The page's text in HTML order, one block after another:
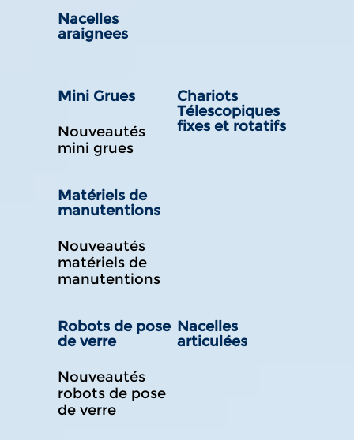
Nacelles
araignees
Mini Grues
Nouveautés
mini grues
Chariots
Télescopiques
fixes et rotatifs
Matériels de
manutentions
Nouveautés
matériels de
manutentions
Robots de pose
de verre
Nouveautés
robots de pose
de verre
Nacelles
articulées